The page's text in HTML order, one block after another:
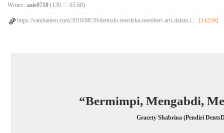
Writer : azis0718(139.♡.65.60)
https://satubanten.com/2018/08/28/dentsdo-merdeka-memberi-arti-dalam-i… [14259]
“Bermimpi, Mengabdi,
Gracety Shabrina (Pendiri